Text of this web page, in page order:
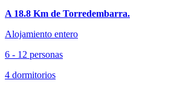
A 18.8 Km de Torredembarra.
Alojamiento entero
6 - 12 personas
4 dormitorios